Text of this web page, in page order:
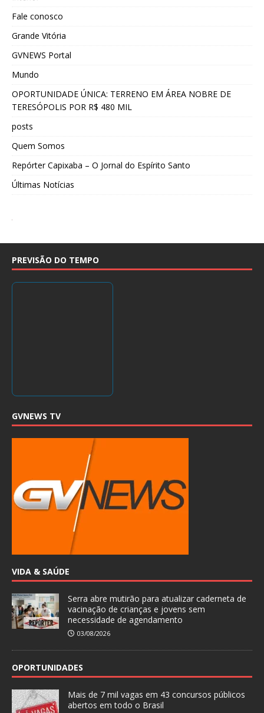
Fale conosco
Grande Vitória
GVNEWS Portal
Mundo
OPORTUNIDADE ÚNICA: TERRENO EM ÁREA NOBRE DE
TERESÓPOLIS POR R$ 480 MIL
posts
Quem Somos
Repórter Capixaba – O Jornal do Espírito Santo
Últimas Notícias
PREVISÃO DO TEMPO
GVNEWS TV
VIDA & SAÚDE
Serra abre mutirão para atualizar caderneta de
vacinação de crianças e jovens sem
necessidade de agendamento
03/08/2026
OPORTUNIDADES
Mais de 7 mil vagas em 43 concursos públicos
abertos em todo o Brasil